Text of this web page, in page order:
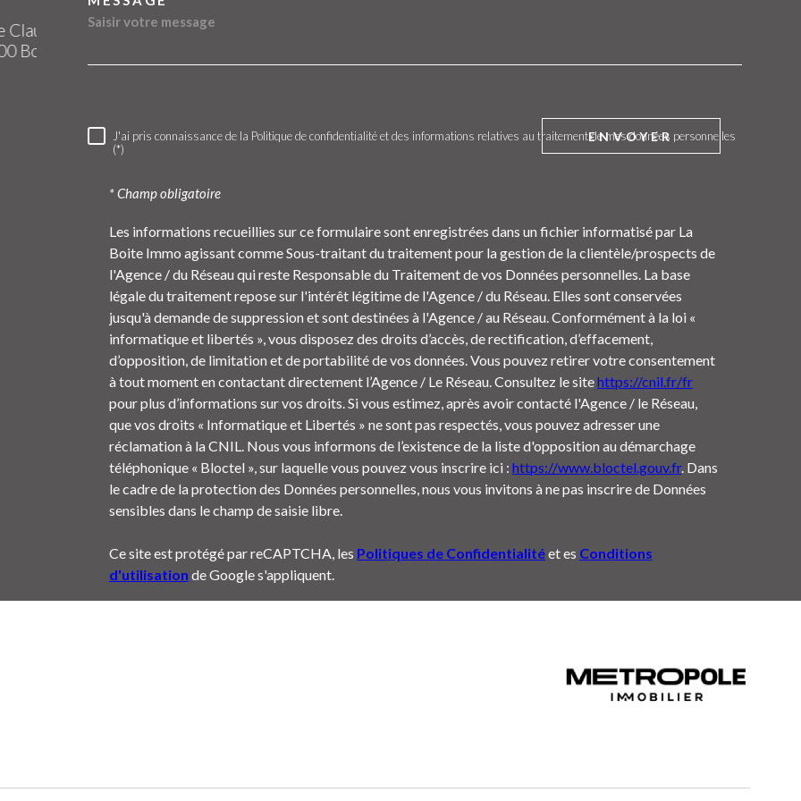
RÈGLEMENTATION
J'ai pris connaissance de la Politique de confidentialité et des informations relatives au traitement de mes données personnelles
(*)
* Champ obligatoire
ENVOYER
Les informations recueillies sur ce formulaire sont enregistrées dans un fichier informatisé par La
Boite Immo agissant comme Sous-traitant du traitement pour la gestion de la clientèle/prospects de
l'Agence / du Réseau qui reste Responsable du Traitement de vos Données personnelles. La base
légale du traitement repose sur l'intérêt légitime de l'Agence / du Réseau. Elles sont conservées
jusqu'à demande de suppression et sont destinées à l'Agence / au Réseau. Conformément à la loi «
informatique et libertés », vous disposez des droits d’accès, de rectification, d’effacement,
d’opposition, de limitation et de portabilité de vos données. Vous pouvez retirer votre consentement
à tout moment en contactant directement l’Agence / Le Réseau. Consultez le sitehttps://cnil.fr/fr
pour plus d’informations sur vos droits. Si vous estimez, après avoir contacté l'Agence / le Réseau,
que vos droits « Informatique et Libertés » ne sont pas respectés, vous pouvez adresser une
réclamation à la CNIL. Nous vous informons de l’existence de la liste d'opposition au démarchage
téléphonique « Bloctel », sur laquelle vous pouvez vous inscrire ici : https://www.bloctel.gouv.fr. Dans
le cadre de la protection des Données personnelles, nous vous invitons à ne pas inscrire de Données
sensibles dans le champ de saisie libre.
Ce site est protégé par reCAPTCHA, les Politiques de Confidentialitéet es Conditions
d'utilisation de Google s'appliquent.